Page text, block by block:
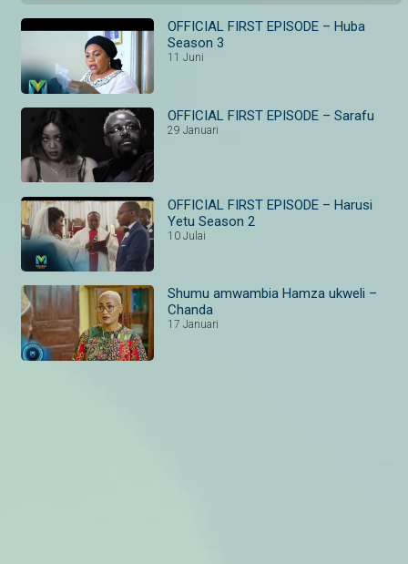
OFFICIAL FIRST EPISODE – Huba
Season 3
11 Juni
OFFICIAL FIRST EPISODE – Sarafu
29 Januari
OFFICIAL FIRST EPISODE – Harusi
Yetu Season 2
10 Julai
Shumu amwambia Hamza ukweli –
Chanda
17 Januari